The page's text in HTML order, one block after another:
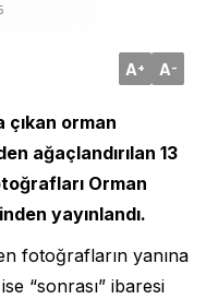
A+ A-
çıkan orman
ağaçlandırılan 13
Orman
yayınlandı.
fotoğrafların yanına
“sonrası” ibaresi